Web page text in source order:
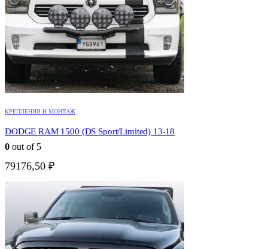
КРЕПЛЕНИЯ И МОНТАЖ
DODGE RAM 1500 (DS Sport/Limited) 13-18
0 out of 5
79176,50 ₽